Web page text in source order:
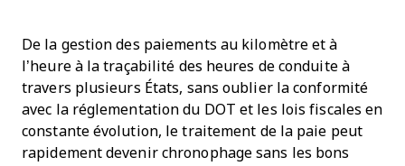
De la gestion des paiements au kilomètre et à
l’heure à la traçabilité des heures de conduite à
travers plusieurs États, sans oublier la conformité
avec la réglementation du DOT et les lois fiscales en
constante évolution, le traitement de la paie peut
rapidement devenir chronophage sans les bons